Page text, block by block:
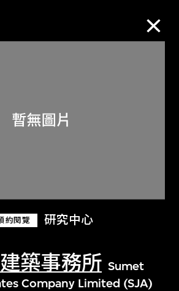
約閱覽 研究中心
築事務所 Sumet
Company Limited (SJA)
的二十及二十一世紀視覺